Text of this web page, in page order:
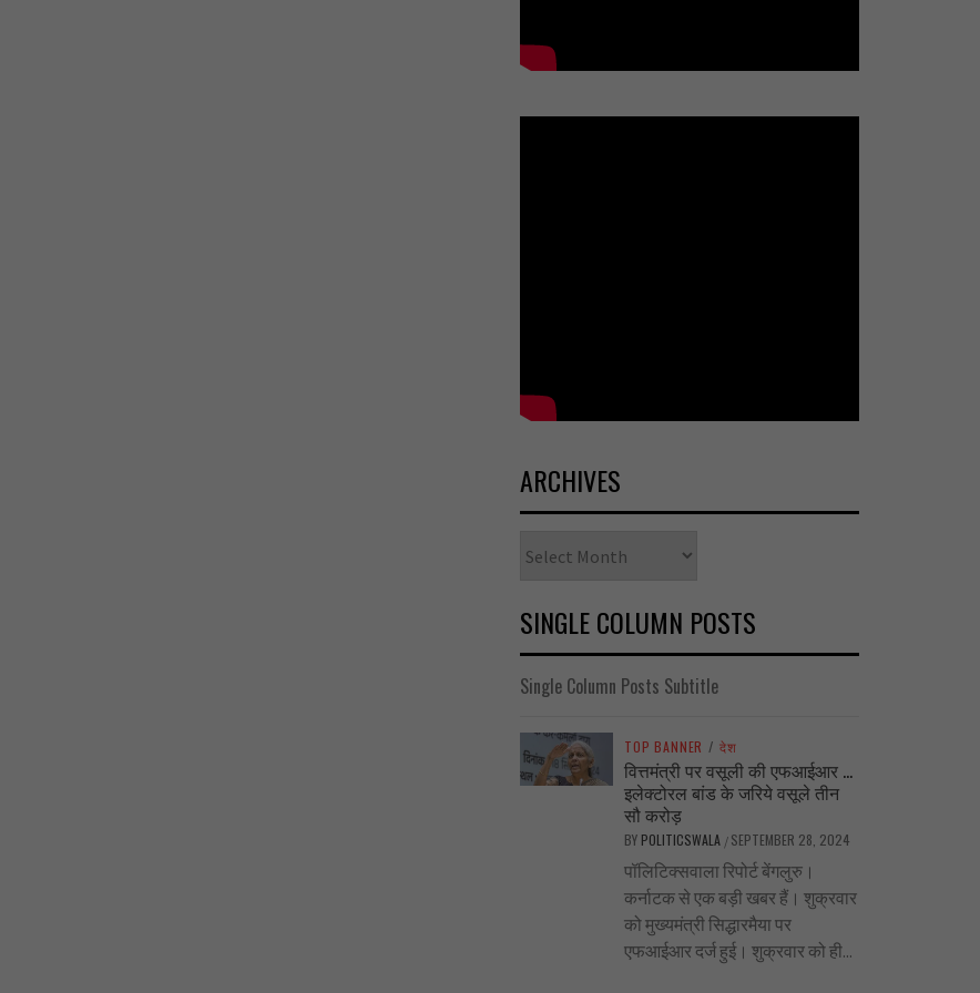
ARCHIVES
SINGLE COLUMN POSTS
Single Column Posts Subtitle
TOP BANNER / देश
वित्तमंत्री पर वसूली की एफआईआर …
इलेक्टोरल बांड के जरिये वसूले तीन
सौ करोड़
BY POLITICSWALA / SEPTEMBER 28, 2024
पॉलिटिक्सवाला रिपोर्ट बेंगलुरु।
कर्नाटक से एक बड़ी खबर हैं। शुक्रवार
को मुख्यमंत्री सिद्धारमैया पर
एफआईआर दर्ज हुई। शुक्रवार को ही...